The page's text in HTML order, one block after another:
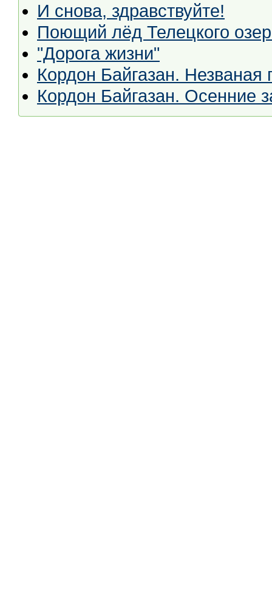
И снова, здравствуйте!
Поющий лёд Телецкого
"Дорога жизни"
Кордон Байгазан. Незваная
Кордон Байгазан. Осенние